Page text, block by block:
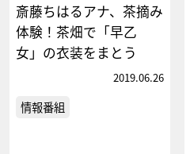
斎藤ちはるアナ、茶摘み
体験！茶畑で「早乙
女」の衣装をまとう
2019.06.26
情報番組